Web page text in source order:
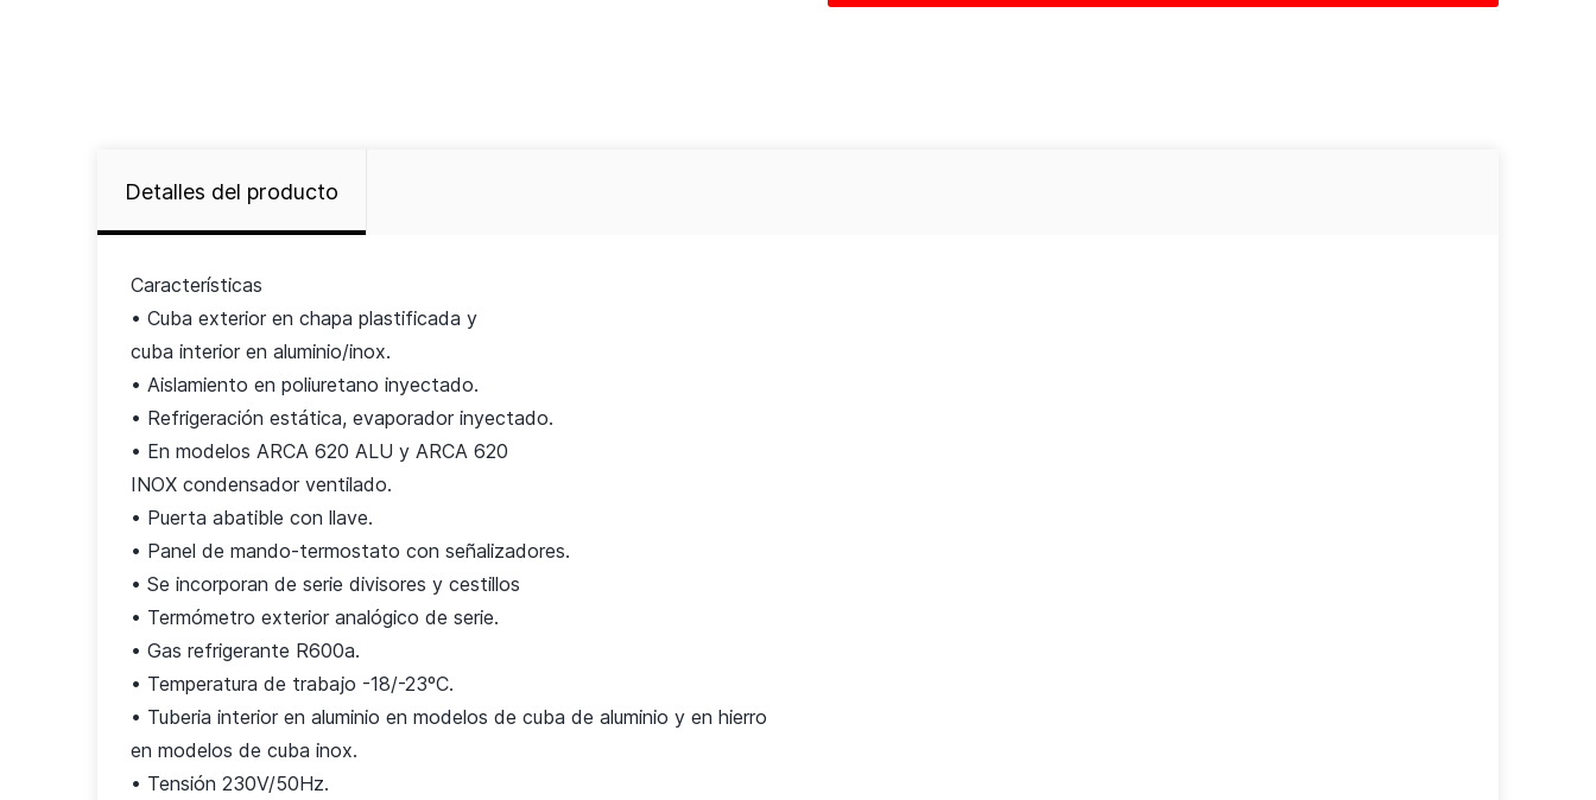
Detalles del producto
Características
• Cuba exterior en chapa plastificada y
cuba interior en aluminio/inox.
• Aislamiento en poliuretano inyectado.
• Refrigeración estática, evaporador inyectado.
• En modelos ARCA 620 ALU y ARCA 620
INOX condensador ventilado.
• Puerta abatible con llave.
• Panel de mando-termostato con señalizadores.
• Se incorporan de serie divisores y cestillos
• Termómetro exterior analógico de serie.
• Gas refrigerante R600a.
• Temperatura de trabajo -18/-23ºC.
• Tuberia interior en aluminio en modelos de cuba de aluminio y en hierro
en modelos de cuba inox.
• Tensión 230V/50Hz.